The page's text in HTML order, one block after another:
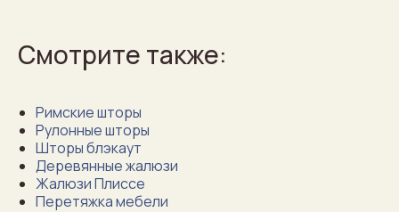
Смотрите также:
Римские шторы
Рулонные шторы
Шторы блэкаут
Деревянные жалюзи
Жалюзи Плиссе
Перетяжка мебели